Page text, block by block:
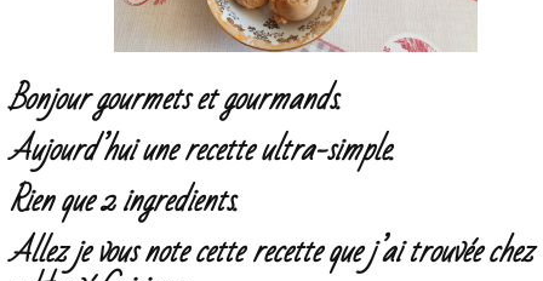
Bonjour gourmets et gourmands.
Aujourd’hui une recette ultra-simple.
Rien que 2 ingredients.
Allez je vous note cette recette que j’ai trouvée chez